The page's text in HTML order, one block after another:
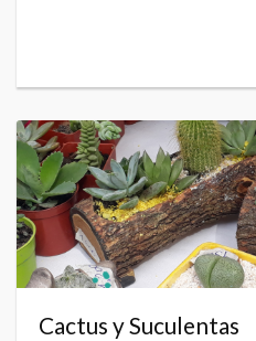
Cactus y Suculentas